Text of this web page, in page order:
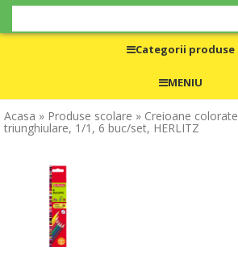
Categorii produse
MENIU
Acasa » Produse scolare » Creioane colorate
triunghiulare, 1/1, 6 buc/set, HERLITZ